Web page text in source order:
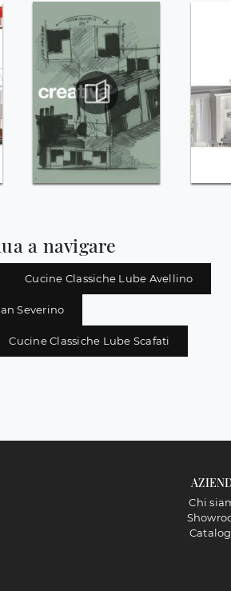
a navigare
Cucine Classiche Lube Avellino
Severino
Cucine Classiche Lube Scafati
Chi